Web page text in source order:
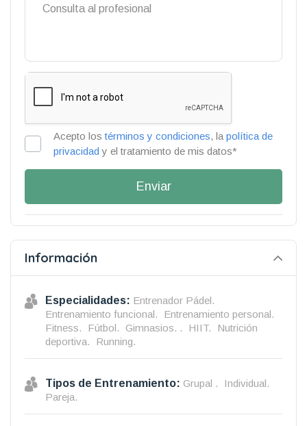
Acepto lostérminos y condiciones, la política de
privacidad y el tratamiento de mis datos*
Enviar
Información
Especialidades: Entrenador Pádel.
Entrenamiento funcional.
Entrenamiento personal.
Fitness.
Fútbol. Gimnasios. . HIIT.
Nutrición
deportiva.
Running.
Tipos de Entrenamiento: Grupal .
Individual.
Pareja.